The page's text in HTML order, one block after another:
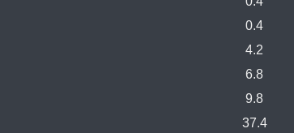
0.4
4.2
6.8
9.8
37.4